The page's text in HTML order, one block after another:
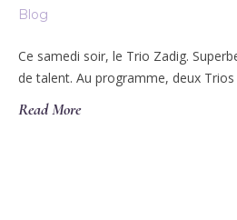
Blog
Ce samedi soir, le Trio Zadig.
de talent. Au programme, deux
Read More